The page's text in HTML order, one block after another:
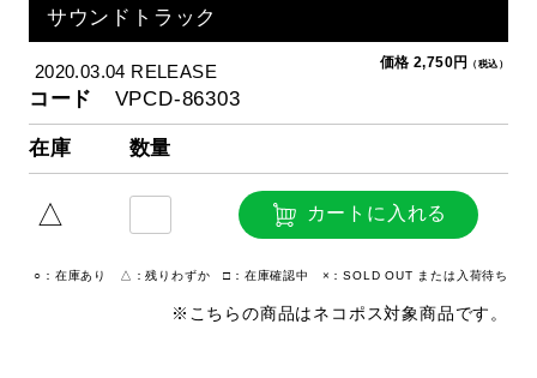
サウンドトラック
2020.03.04 RELEASE 価格 2,750円 （税込）
コード VPCD-86303
在庫 数量
△ カートに入れる
○：在庫あり △：残りわずか □：在庫確認中 ×：SOLD OUT または入荷待ち
※こちらの商品はネコポス対象商品です。